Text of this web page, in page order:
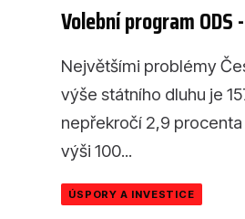
Volební program
Největšími problémy
výše státního dluhu je
nepřekročí 2,9
výši 100...
ÚSPORY A INVESTICE